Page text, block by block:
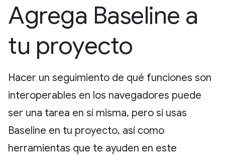
Agrega Baseline a
tu proyecto
Hacer un seguimiento de qué funciones son
interoperables en los navegadores puede
ser una tarea en sí misma, pero si usas
Baseline en tu proyecto, así como
herramientas que te ayuden en este